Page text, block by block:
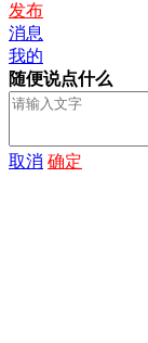
发布
消息
我的
随便说点什么
取消 确定